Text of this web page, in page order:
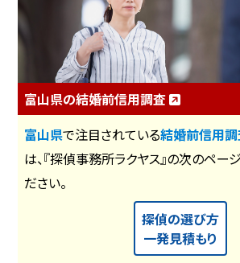
富山県の結婚前信用調査
富山県で注目されている結婚前信用
は、『探偵事務所ラクヤス』の次のペー
ださい。
探偵の選び方
一発見積もり